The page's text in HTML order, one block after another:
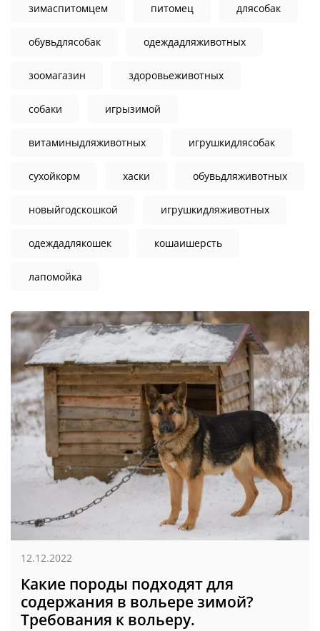
зимаспитомцем питомец длясобак
обувьдлясобак одеждадляживотных
зоомагазин здоровьеживотных
собаки игрызимой
витаминыдляживотных игрушкидлясобак
сухойкорм хаски обувьдляживотных
новыйгодскошкой игрушкидляживотных
одеждадлякошек кошаишерсть
лапомойка
Какие породы подходят для
содержания в вольере зимой?
Требования к вольеру.
12.12.2022